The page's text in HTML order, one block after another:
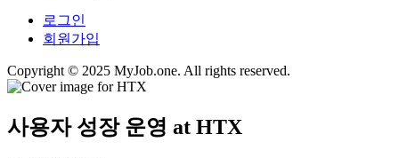
로그인
회원가입
Copyright © 2025 MyJob.one. All rights reserved.
사용자 성장 운영 at HTX